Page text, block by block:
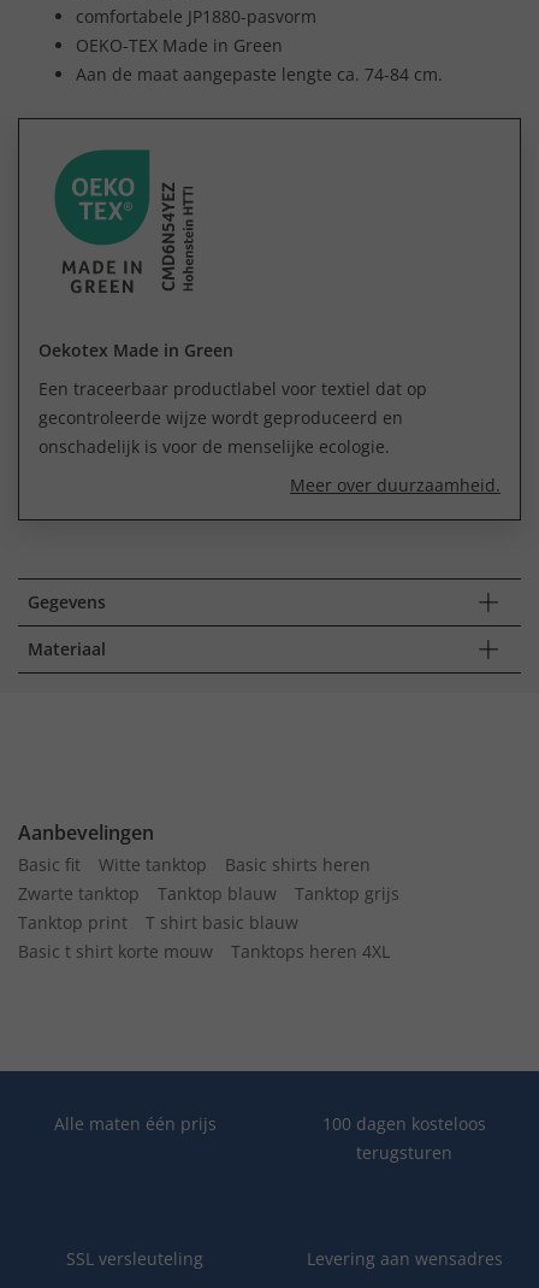
comfortabele JP1880-pasvorm
OEKO-TEX Made in Green
Aan de maat aangepaste lengte ca. 74-84 cm.
Oekotex Made in Green
Een traceerbaar productlabel voor textiel dat op
gecontroleerde wijze wordt geproduceerd en
onschadelijk is voor de menselijke ecologie.
Meer over duurzaamheid.
Gegevens
Materiaal
Aanbevelingen
Basic fit Witte tanktop
Basic shirts heren
Zwarte tanktop
Tanktop blauw
Tanktop grijs
Tanktop print
T shirt basic blauw
Basic t shirt korte mouw
Tanktops heren 4XL
Alle maten één prijs
100 dagen kosteloos
terugsturen
SSL versleuteling Levering aan wensadres